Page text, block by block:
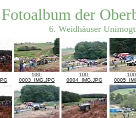
Fotoalbum der
6. Weidhäuser
100-
0003_IMG.JPG
100-
0004_IMG.JPG